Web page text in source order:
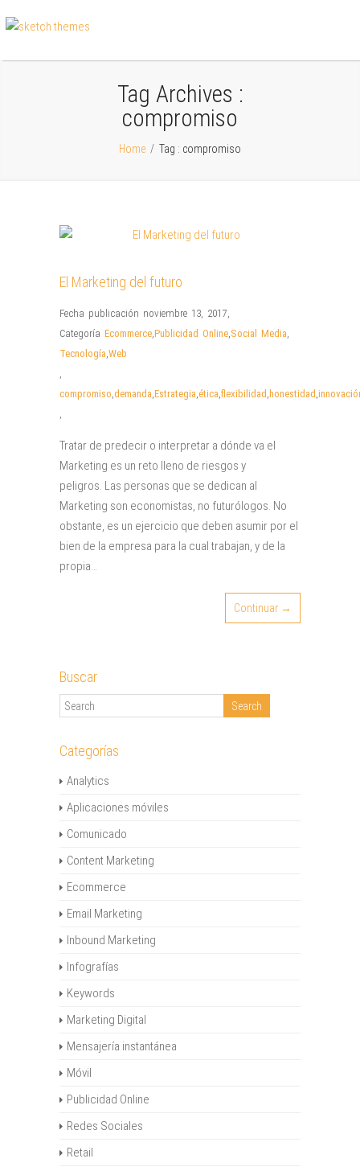
Tag Archives :
compromiso
Home / Tag : compromiso
El Marketing del futuro
Fecha publicación noviembre 13, 2017,
Categoría Ecommerce,Publicidad Online,Social Media,
Tecnología,Web
,
compromiso,demanda,Estrategia,ética,flexibilidad , honestidad ,
,
Tratar de predecir o interpretar a dónde va el
Marketing es un reto lleno de riesgos y
peligros. Las personas que se dedican al
Marketing son economistas, no futurólogos. No
obstante, es un ejercicio que deben asumir por el
bien de la empresa para la cual trabajan, y de la
propia…
Continuar →
Buscar
Categorías
Analytics
Aplicaciones móviles
Comunicado
Content Marketing
Ecommerce
Email Marketing
Inbound Marketing
Infografías
Keywords
Marketing Digital
Mensajería instantánea
Móvil
Publicidad Online
Redes Sociales
Retail